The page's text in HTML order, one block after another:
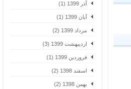
آذر 1399 (1)
آبان 1399 (1)
مرداد 1399 (2)
اردیبهشت 1399 (3)
فروردین 1399 (1)
اسفند 1398 (2)
بهمن 1398 (2)